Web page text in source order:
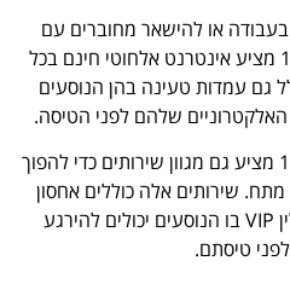
או להישאר מחוברים עם
חברים ובני משפחה, טרמינל 1 מציע אינטרנט אלחוטי חינם בכל
גם עמדות טעינה בהן הנוסעים
שלהם לפני הטיסה.
בנוסף למתקנים אלה, טרמינל 1 מציע גם מגוון שירותים כדי להפוך
שירותים אלה כוללים אחסון
מזוודות, המרת מט"ח וטרקלין VIP בו הנוסעים יכולים להירגע
טיסתם.